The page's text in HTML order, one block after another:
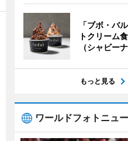
「ブボ・バ
トクリーム
（シャビー
もっと見る
ワールドフォトニュ